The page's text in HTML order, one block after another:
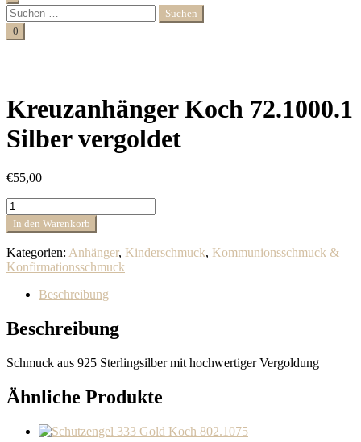
Search
Suchen
nach:
Cart
0
Kreuzanhänger Koch 72.1000.1
Silber vergoldet
€55,00
Kreuzanhänger
Koch
72.1000.1
Silber
vergoldet
Menge
In den Warenkorb
Kategorien: Anhänger, Kinderschmuck, Kommunionsschmuck &
Konfirmationsschmuck
Beschreibung
Beschreibung
Schmuck aus 925 Sterlingsilber mit hochwertiger Vergoldung
Ähnliche Produkte